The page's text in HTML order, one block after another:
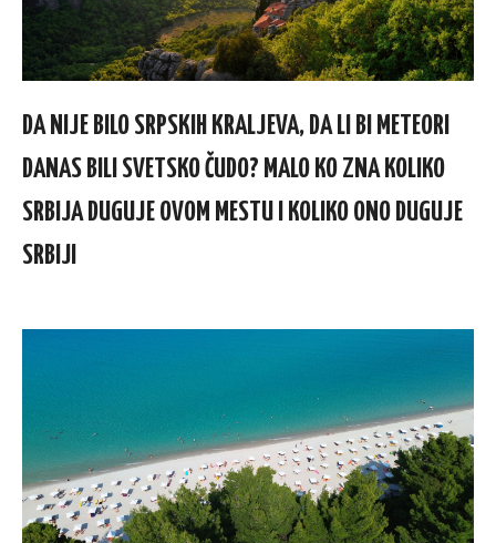
DA NIJE BILO SRPSKIH KRALJEVA, DA LI BI METEORI
DANAS BILI SVETSKO ČUDO? MALO KO ZNA KOLIKO
SRBIJA DUGUJE OVOM MESTU I KOLIKO ONO DUGUJE
SRBIJI